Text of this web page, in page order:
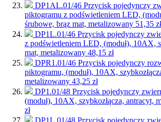
DP1AL.01/46 Przycisk pojedynczy
piktogramu z podświetleniem LED,
śrubowe, brąz mat, metalizowany 51,35 zł
DP1L.01/46 Przycisk pojedynczy
z podświetleniem LED, (moduł), 10AX,
mat, metalizowany 48,15 zł
DPR1.01/46 Przycisk pojedynczy
piktogramu, (moduł), 10AX,
metalizowany 43,25 zł
DP1.01/48 Przycisk pojedynczy
(moduł), 10AX, szybkozłącza, antracyt,
zł
DP1L.01/48 Przycisk pojedynczy